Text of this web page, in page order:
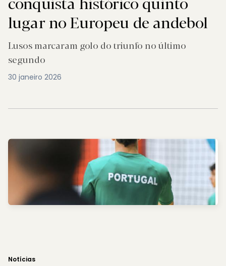
lugar no Europeu de andebol
Lusos marcaram golo do triunfo no último
segundo
30 janeiro 2026
Notícias